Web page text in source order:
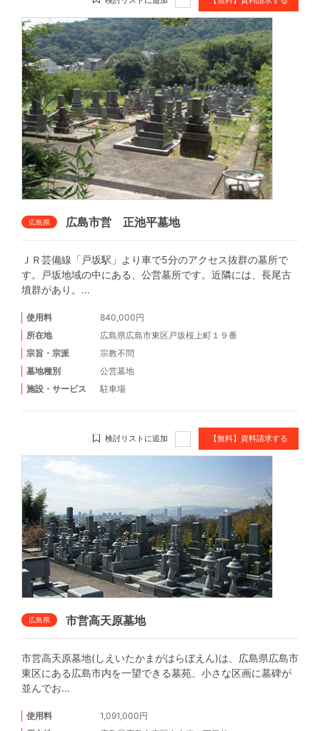
広島県 広島市営 正池平墓地
ＪＲ芸備線「戸坂駅」より車で5分のアクセス抜群の墓所で
す。戸坂地域の中にある、公営墓所です。近隣には、長尾古
墳群があり。...
使用料
840,000円
所在地
広島県広島市東区戸坂桜上町１９番
宗旨・宗派
宗教不問
墓地種別
公営墓地
施設・サービス
駐車場
検討リストに追加 【無料】資料請求する
広島県 市営高天原墓地
市営高天原墓地(しえいたかまがはらぼえん)は、広島県広島市
東区にある広島市内を一望できる墓苑、小さな区画に墓碑が
並んでお...
使用料
1,091,000円